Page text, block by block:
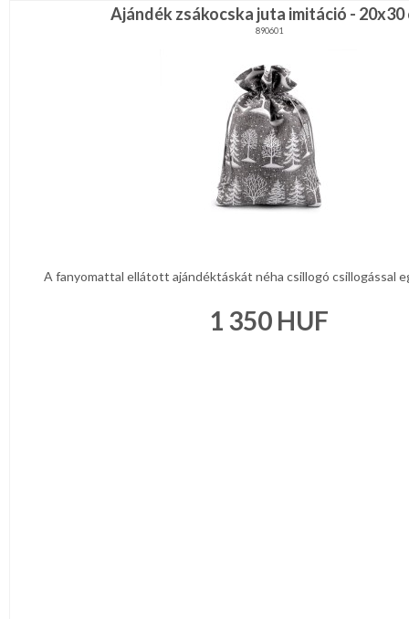
Ajándék zsákocska juta imitáció - 20x30
890601
A fanyomattal ellátott ajándéktáskát néha csillogó csillogással
1 350 HUF